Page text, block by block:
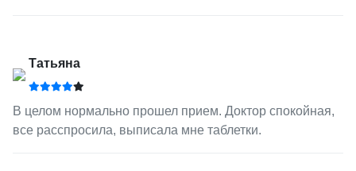
Татьяна
В целом нормально прошел прием. Доктор спокойная,
все расспросила, выписала мне таблетки.